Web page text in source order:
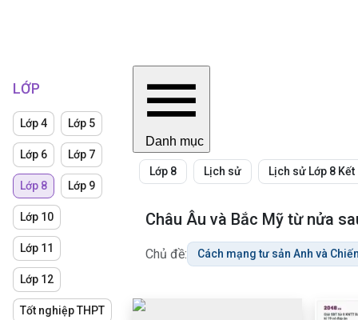
LỚP
Lớp 4 Lớp 5
Lớp 6 Lớp 7
Lớp 8 Lớp 9
Lớp 10
Lớp 11
Lớp 12
Tốt nghiệp THPT
Danh mục
Lớp 8 Lịch sử Lịch sử Lớp 8
Châu Âu và Bắc Mỹ từ nửa
Chủ đề: Cách mạng tư sản Anh và